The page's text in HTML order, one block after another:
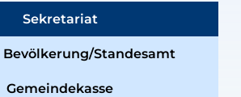
Sekretariat
Bevölkerung/Standesamt
Gemeindekasse